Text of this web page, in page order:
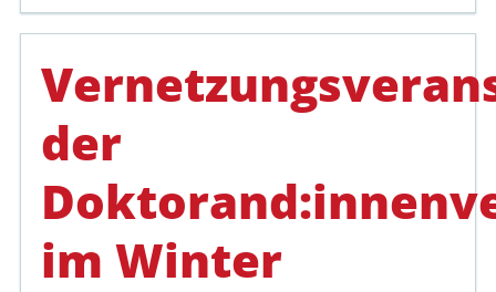
der
im Winter